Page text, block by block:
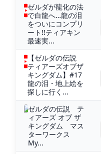
ゼルダが龍化の法
で白龍へ…龍の泪
をついにコンプリ
ート!!ティアキン
最速実...
【ゼルダの伝説
ティアーズオブザ
キングダム】#17
龍の泪・地上絵を
探しに行く...
ゼルダの伝説 テ
ィアーズ オブ ザ
キングダム マス
ターワークス
My...